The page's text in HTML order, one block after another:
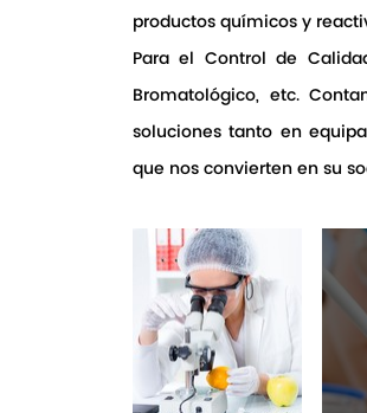
productos químicos y
Para el Control de
Bromatológico, etc.
soluciones tanto en
que nos convierten en su